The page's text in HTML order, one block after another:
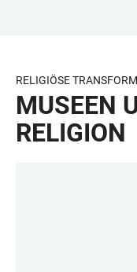
RELIGIÖSE
MUSEEN
RELIGION